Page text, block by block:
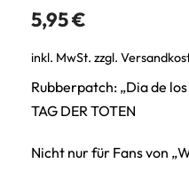
5,95€
inkl. MwSt. zzgl.
Rubberpatch: „Dia de
TAG DER TOTEN
Nicht nur für Fans von